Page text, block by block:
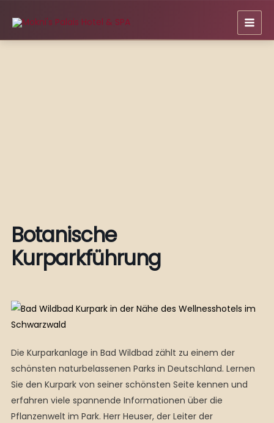
Inhalt
springen
Botanische
Kurparkführung
Die Kurparkanlage in Bad Wildbad zählt zu einem der
schönsten naturbelassenen Parks in Deutschland. Lernen
Sie den Kurpark von seiner schönsten Seite kennen und
erfahren viele spannende Informationen über die
Pflanzenwelt im Park. Herr Heuser, der Leiter der